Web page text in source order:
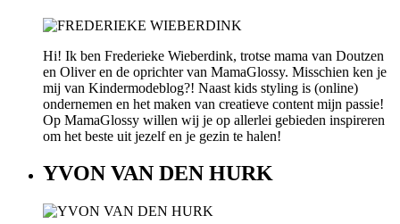
Hi! Ik ben Frederieke Wieberdink, trotse mama van Doutzen
en Oliver en de oprichter van MamaGlossy. Misschien ken je
mij van Kindermodeblog?! Naast kids styling is (online)
ondernemen en het maken van creatieve content mijn passie!
Op MamaGlossy willen wij je op allerlei gebieden inspireren
om het beste uit jezelf en je gezin te halen!
YVON VAN DEN HURK